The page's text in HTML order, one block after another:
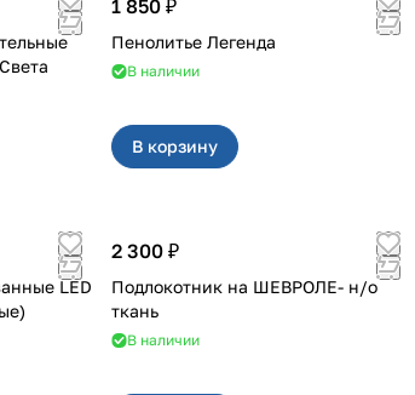
1 850 ₽
Пенолитье Легенда
В наличии
В корзину
LED
2 300 ₽
Подлокотник на ШЕВРОЛЕ- н/о
ткань
В наличии